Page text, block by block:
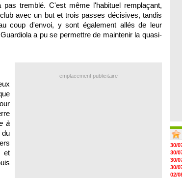
tremblé. C'est même l'habituel remplaçant,
avec un but et trois passes décisives, tandis
coup d'envoi, y sont également allés de leur
a pu se permettre de maintenir la quasi-
emplacement publicitaire
à
du
et
30/
30/
30/
30/
02/